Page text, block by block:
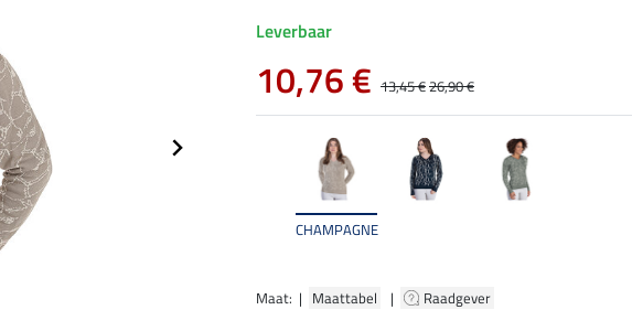
CHAMPAGNE
Maat: | Maattabel | Raadgever
Leverbaar
10,76 € 13,45 €26,90 €